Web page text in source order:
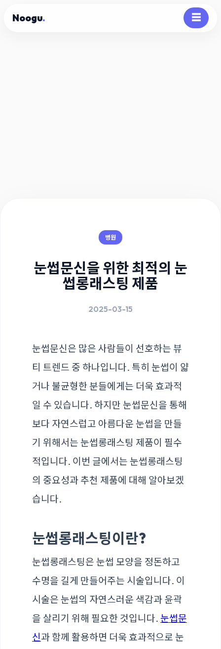
Noogu. ☰
병원
눈썹문신을 위한 최적의 눈
썹롱래스팅 제품
2025-03-15
눈썹문신은 많은 사람들이 선호하는 뷰
티 트렌드 중 하나입니다. 특히 눈썹이 얇
거나 불균형한 분들에게는 더욱 효과적
일 수 있습니다. 하지만 눈썹문신을 통해
보다 자연스럽고 아름다운 눈썹을 만들
기 위해서는 눈썹롱래스팅 제품이 필수
적입니다. 이번 글에서는 눈썹롱래스팅
의 중요성과 추천 제품에 대해 알아보겠
습니다.
눈썹롱래스팅이란?
눈썹롱래스팅은 눈썹 모양을 정돈하고
수명을 길게 만들어주는 시술입니다. 이
시술은 눈썹의 자연스러운 색감과 윤곽
을 살리기 위해 필요한 것입니다. 눈썹문
신과 함께 활용하면 더욱 효과적으로 눈